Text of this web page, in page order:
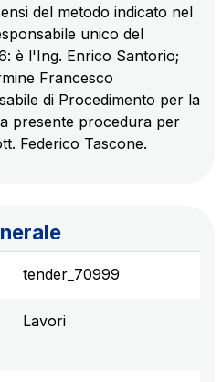
gestione immobili
esterni, superfici a verde
d’Aosta S.p.A.
del metodo indicato nel
unico del
è l'Ing. Enrico Santorio;
Francesco
di Procedimento per la
presente procedura per
Federico Tascone.
tender_70999
Lavori